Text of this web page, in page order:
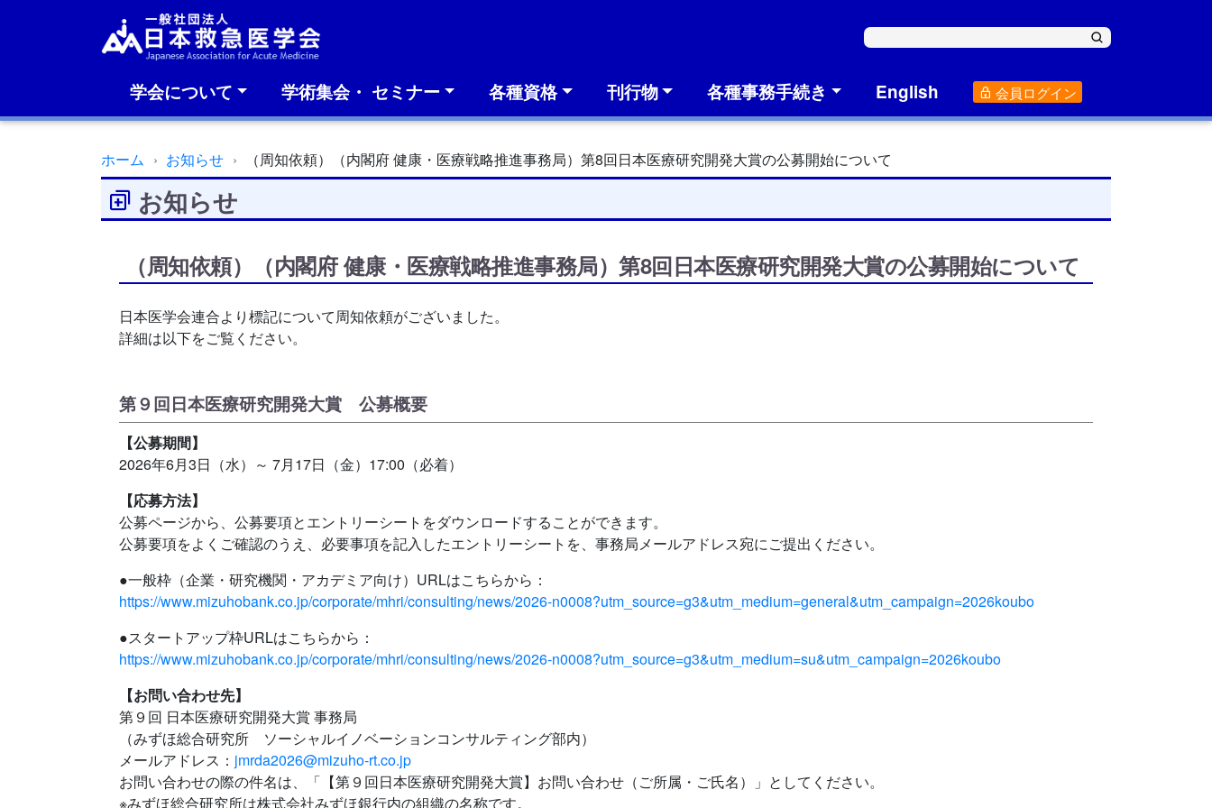
学会について 学術集会・ セミナー 各種資格 刊行物 各種事務手続き English 会員ログイン
ホーム お知らせ （周知依頼）（内閣府 健康・医療戦略推進事務局）第8回日本医療研究開発大賞の公募開始について
お知らせ
（周知依頼）（内閣府 健康・医療戦略推進事務局）第8回日本医療研究開発大賞の公募開始について
日本医学会連合より標記について周知依頼がございました。
詳細は以下をご覧ください。
第９回日本医療研究開発大賞 公募概要
【公募期間】
2026年6月3日（水）～ 7月17日（金）17:00（必着）
【応募方法】
公募ページから、公募要項とエントリーシートをダウンロードすることができます。
公募要項をよくご確認のうえ、必要事項を記入したエントリーシートを、事務局メールアドレス宛にご提出ください。
●一般枠（企業・研究機関・アカデミア向け）URLはこちらから：
https://www.mizuhobank.co.jp/corporate/mhri/consulting/news/2026-n0008?utm_source=g3&utm_medium=general&utm_campaign=2026koubo
●スタートアップ枠URLはこちらから：
https://www.mizuhobank.co.jp/corporate/mhri/consulting/news/2026-n0008?utm_source=g3&utm_medium=su&utm_campaign=2026koubo
【お問い合わせ先】
第９回 日本医療研究開発大賞 事務局
（みずほ総合研究所 ソーシャルイノベーションコンサルティング部内）
メールアドレス： jmrda2026@mizuho-rt.co.jp
お問い合わせの際の件名は、「【第９回日本医療研究開発大賞】お問い合わせ（ご所属・ご氏名）」としてください。
※みずほ総合研究所は株式会社みずほ銀行内の組織の名称です。